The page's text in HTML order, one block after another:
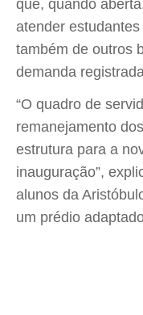
que, quando
atender
também de outros
demanda
“O quadro de
remanejamento
estrutura para a
inauguração”,
alunos da
um prédio